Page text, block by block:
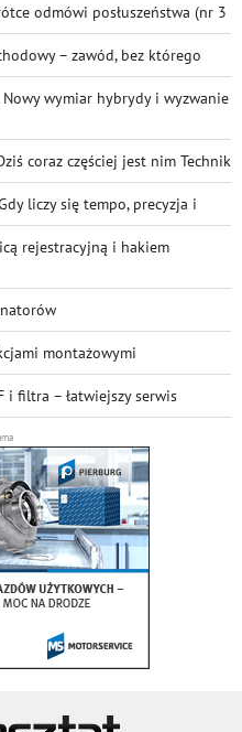
odmówi posłuszeństwa (nr 3
– zawód, bez którego
Nowy wymiar hybrydy i wyzwanie
coraz częściej jest nim Technik
liczy się tempo, precyzja i
rejestracyjną i hakiem
montażowymi
i filtra – łatwiejszy serwis